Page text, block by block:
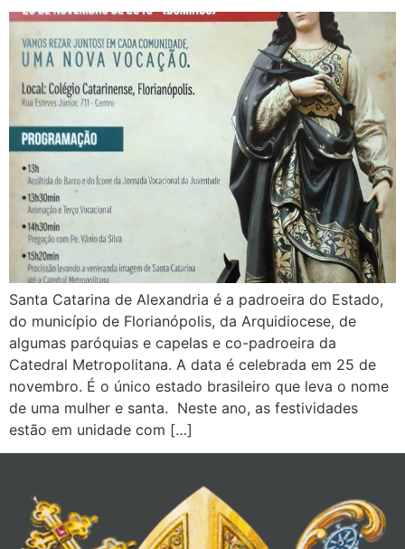
Santa Catarina de Alexandria é a padroeira do Estado,
do município de Florianópolis, da Arquidiocese, de
algumas paróquias e capelas e co-padroeira da
Catedral Metropolitana. A data é celebrada em 25 de
novembro. É o único estado brasileiro que leva o nome
de uma mulher e santa. Neste ano, as festividades
estão em unidade com […]